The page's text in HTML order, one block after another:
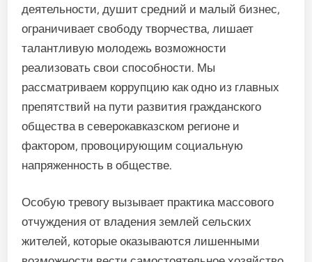
деятельности, душит средний и малый бизнес,
ограничивает свободу творчества, лишает
талантливую молодежь возможности
реализовать свои способности. Мы
рассматриваем коррупцию как одно из главных
препятствий на пути развития гражданского
общества в северокавказском регионе и
фактором, провоцирующим социальную
напряженность в обществе.
Особую тревогу вызывает практика массового
отчуждения от владения землей сельских
жителей, которые оказываются лишенными